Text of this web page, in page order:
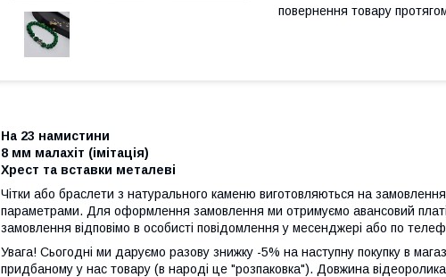
повернення товару
На 23 намистини
8 мм малахіт (імітація)
Хрест та вставки металеві
Чітки або браслети з натурального каменю виготовляються на
параметрами. Для оформлення замовлення ми отримуємо авансовий
замовлення відповімо в особисті повідомлення у месенджері або по
Увага! Сьогодні ми даруємо разову знижку -5% на наступну покупку в
придбаному у нас товару (в народі це "розпаковка"). Довжина